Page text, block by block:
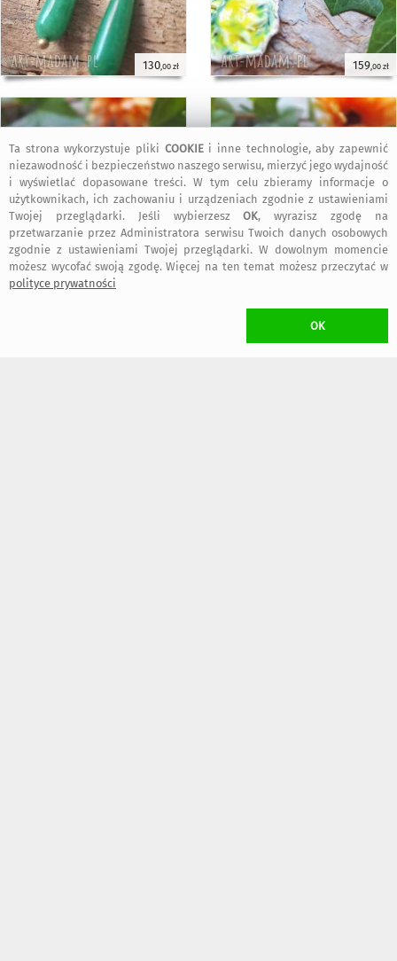
130,00 zł 159,00 zł
149,00 zł 149,00 zł
Ta strona wykorzystuje pliki COOKIEi inne technologie, aby zapewnić
niezawodność i bezpieczeństwo naszego serwisu, mierzyć jego wydajność
i wyświetlać dopasowane treści. W tym celu zbieramy informacje o
użytkownikach, ich zachowaniu i urządzeniach zgodnie z ustawieniami
Twojej przeglądarki. Jeśli wybierzeszOK, wyrazisz zgodę na
przetwarzanie przez Administratora serwisu Twoich danych osobowych
zgodnie z ustawieniami Twojej przeglądarki. W dowolnym momencie
możesz wycofać swoją zgodę. Więcej na ten temat możesz przeczytać w
polityce prywatności
OK